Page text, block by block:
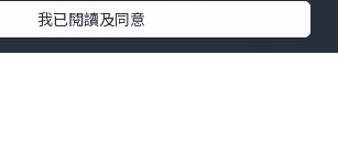
我已閱讀及同意